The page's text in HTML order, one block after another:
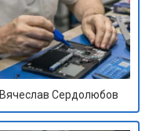
Вячеслав Сердолюбов